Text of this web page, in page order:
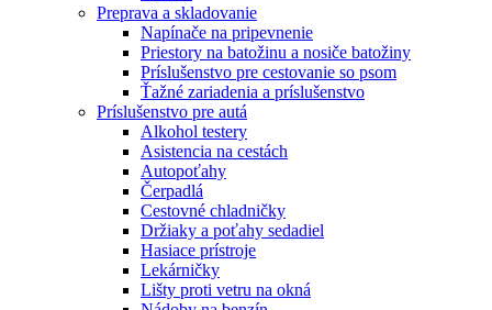
Preprava a skladovanie
Napínače na pripevnenie
Priestory na batožinu a nosiče batožiny
Príslušenstvo pre cestovanie so psom
Ťažné zariadenia a príslušenstvo
Príslušenstvo pre autá
Alkohol testery
Asistencia na cestách
Autopoťahy
Čerpadlá
Cestovné chladničky
Držiaky a poťahy sedadiel
Hasiace prístroje
Lekárničky
Lišty proti vetru na okná